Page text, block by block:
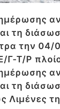
τη
την 04/
Γ-Τ/Ρ
τη
Λιμένες